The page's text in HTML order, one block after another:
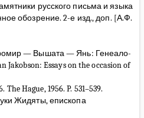
русского письма и языка
обозрение. 2-е изд., доп. [А.Ф.
— Вышата — Янь: Генеало-
Jakobson: Essays on the occasion of
Hague, 1956. P. 531–539.
Жидяты, епископа